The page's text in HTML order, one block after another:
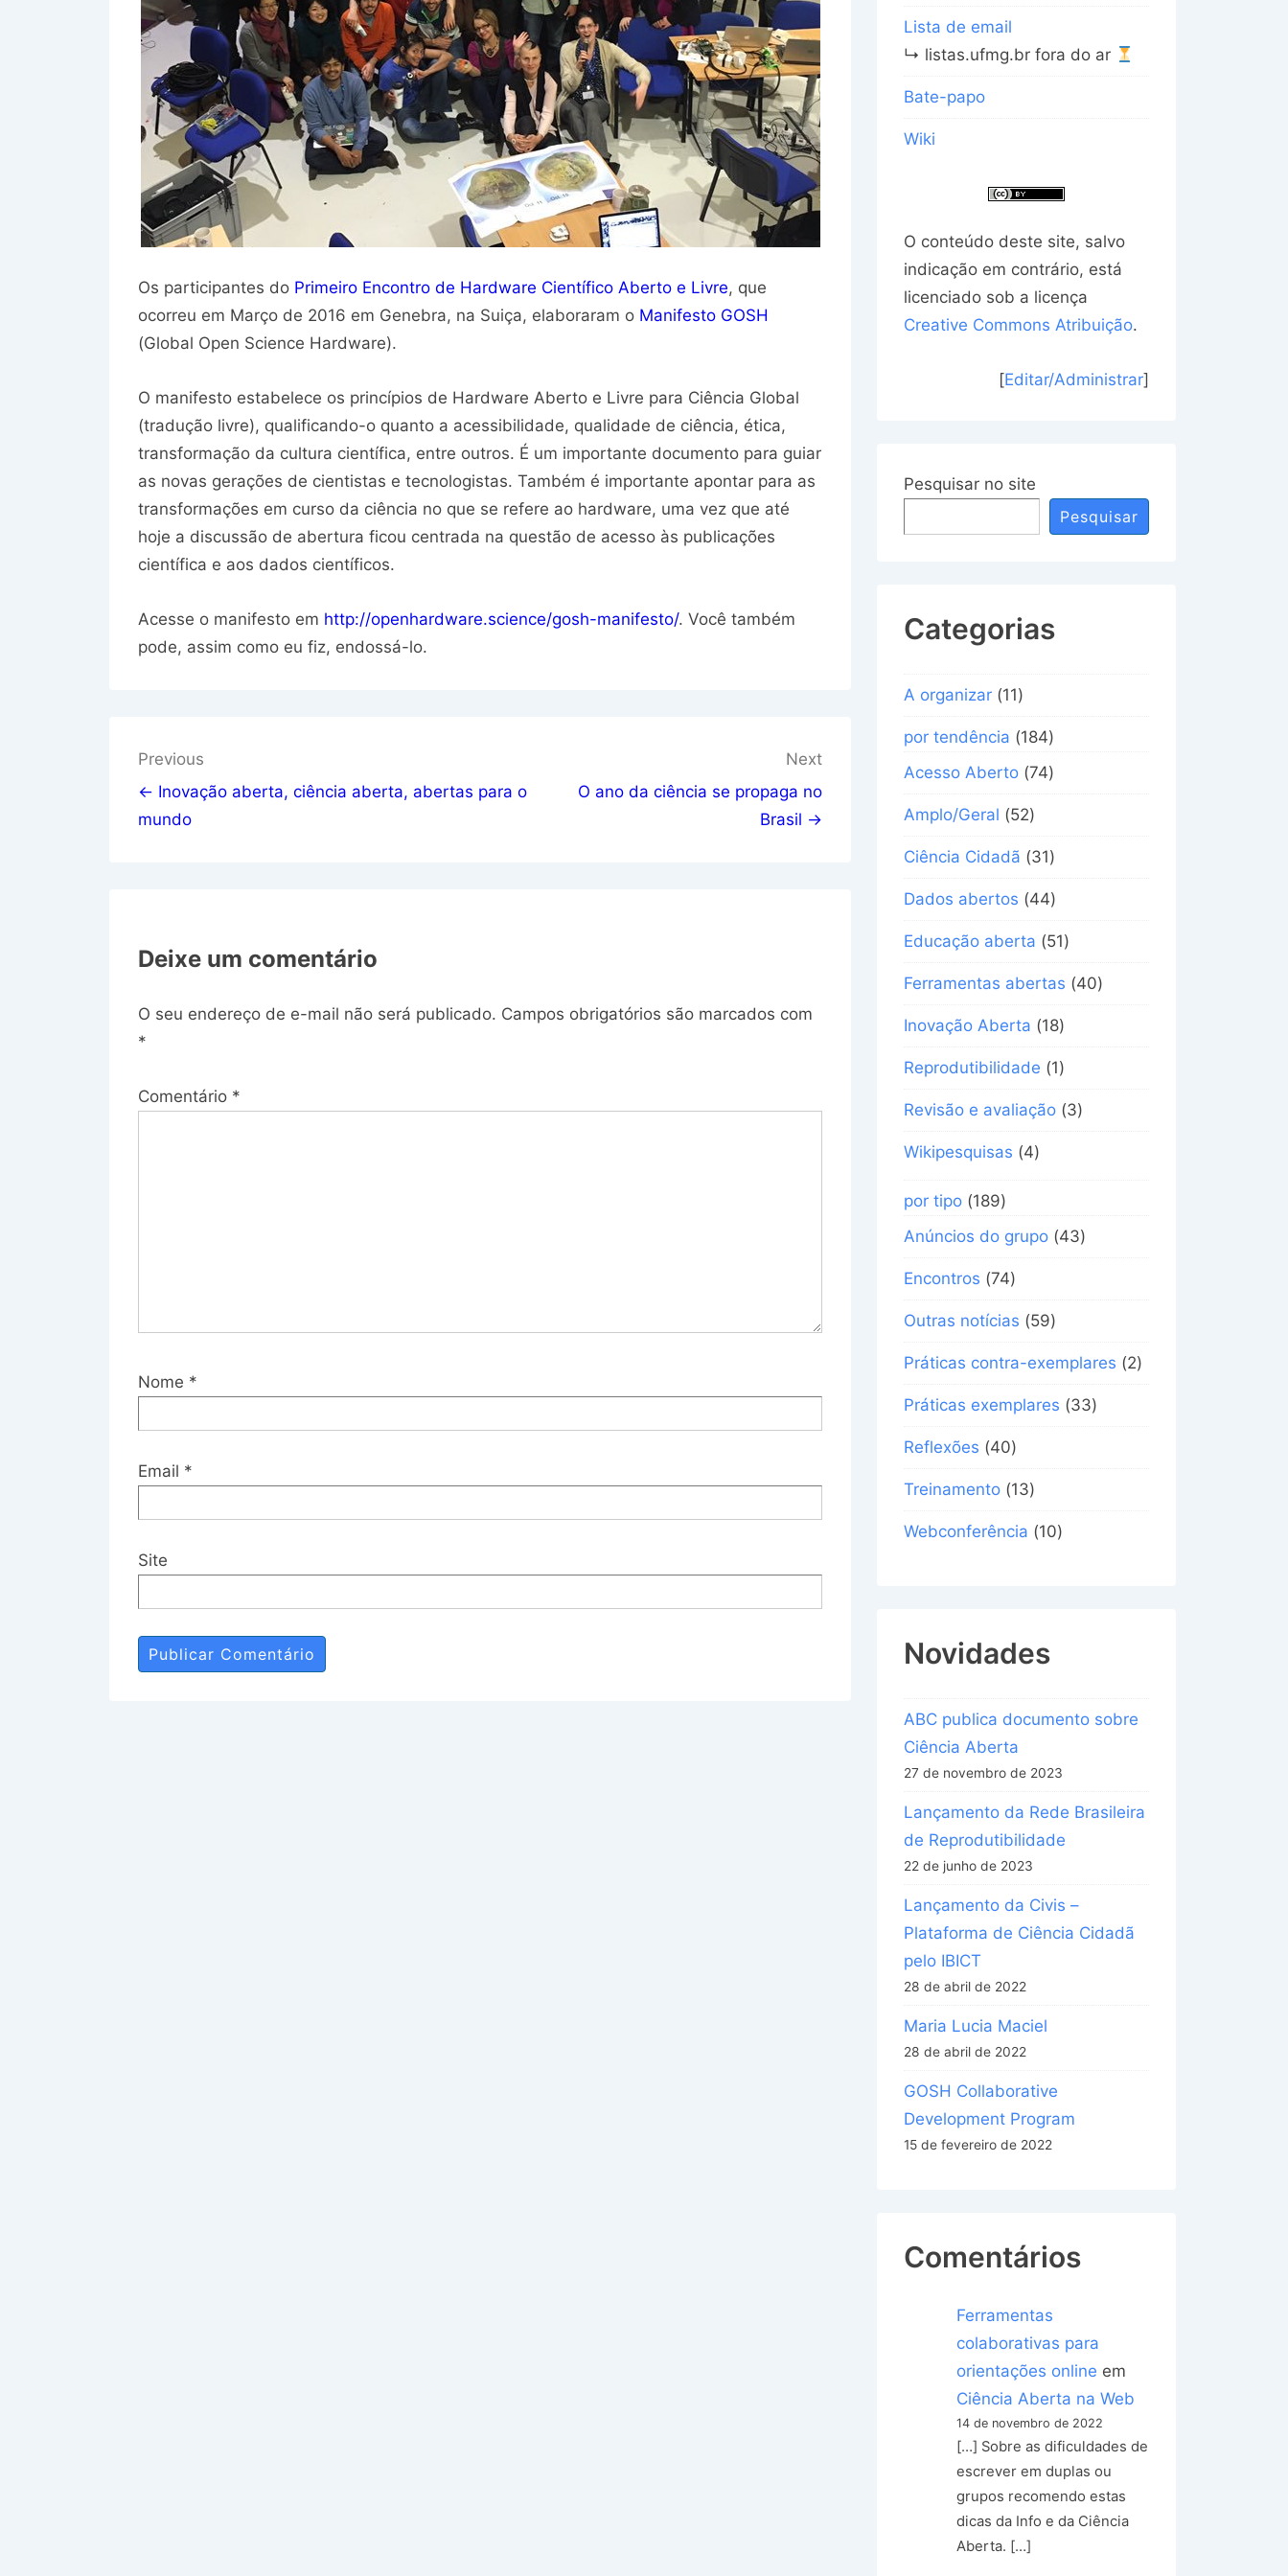
Os participantes do Primeiro Encontro de Hardware Científico Aberto e Livre, que
ocorreu em Março de 2016 em Genebra, na Suiça, elaboraram o Manifesto GOSH
(Global Open Science Hardware).
O manifesto estabelece os princípios de Hardware Aberto e Livre para Ciência Global
(tradução livre), qualificando-o quanto a acessibilidade, qualidade de ciência, ética,
transformação da cultura científica, entre outros. É um importante documento para guiar
as novas gerações de cientistas e tecnologistas. Também é importante apontar para as
transformações em curso da ciência no que se refere ao hardware, uma vez que até
hoje a discussão de abertura ficou centrada na questão de acesso às publicações
científica e aos dados científicos.
Acesse o manifesto em http://openhardware.science/gosh-manifesto/. Você também
pode, assim como eu fiz, endossá-lo.
Navegação
de
Post
Previous
← Inovação aberta, ciência aberta, abertas para o
mundo
Next
O ano da ciência se propaga no
Brasil →
Deixe um comentário
O seu endereço de e-mail não será publicado. Campos obrigatórios são marcados com
*
Comentário *
Nome *
Email *
Site
Lista de email
↳ listas.ufmg.br fora do ar
Bate-papo
Wiki
O conteúdo deste site, salvo
indicação em contrário, está
licenciado sob a licença
Creative Commons Atribuição.
[Editar/Administrar]
Pesquisar no site
Pesquisar
Categorias
A organizar (11)
por tendência (184)
Acesso Aberto (74)
Amplo/Geral (52)
Ciência Cidadã (31)
Dados abertos (44)
Educação aberta (51)
Ferramentas abertas (40)
Inovação Aberta (18)
Reprodutibilidade (1)
Revisão e avaliação (3)
Wikipesquisas (4)
por tipo (189)
Anúncios do grupo (43)
Encontros (74)
Outras notícias (59)
Práticas contra-exemplares (2)
Práticas exemplares (33)
Reflexões (40)
Treinamento (13)
Webconferência (10)
Novidades
ABC publica documento sobre
Ciência Aberta
27 de novembro de 2023
Lançamento da Rede Brasileira
de Reprodutibilidade
22 de junho de 2023
Lançamento da Civis –
Plataforma de Ciência Cidadã
pelo IBICT
28 de abril de 2022
Maria Lucia Maciel
28 de abril de 2022
GOSH Collaborative
Development Program
15 de fevereiro de 2022
Comentários
Ferramentas
colaborativas para
orientações online em
Ciência Aberta na Web
14 de novembro de 2022
[…] Sobre as dificuldades de
escrever em duplas ou
grupos recomendo estas
dicas da Info e da Ciência
Aberta. […]